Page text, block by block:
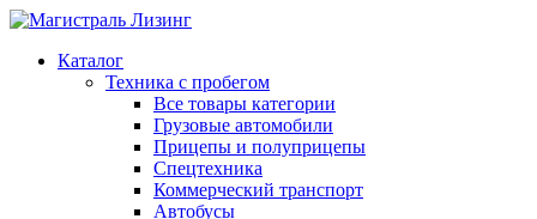
Каталог
Техника с пробегом
Все товары категории
Грузовые автомобили
Прицепы и полуприцепы
Спецтехника
Коммерческий транспорт
Автобусы